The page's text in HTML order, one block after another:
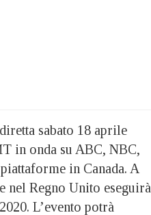
sabato 18 aprile
in onda su ABC, NBC,
in Canada. A
nel Regno Unito eseguirà
L’evento potrà